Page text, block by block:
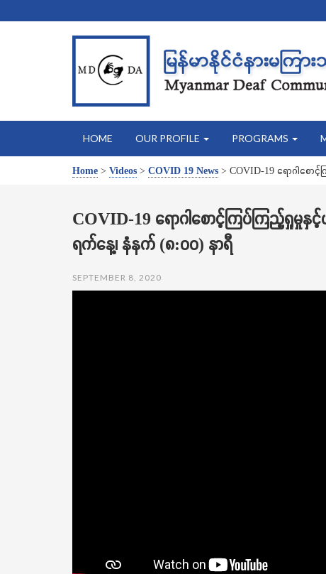
HOME OUR PROFILE PROGRAMS
Home > Videos > COVID 19 News > COVID-19 ရောဂါစေ
COVID-19 ရောဂါစောင့်ကြပ်ကြည့်ရှုမှု
ရက်နေ့၊ နံနက် (၈:၀၀) နာရီ
SEPTEMBER 8, 2020